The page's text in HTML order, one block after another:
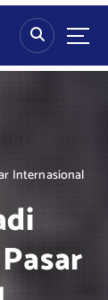
Internasional